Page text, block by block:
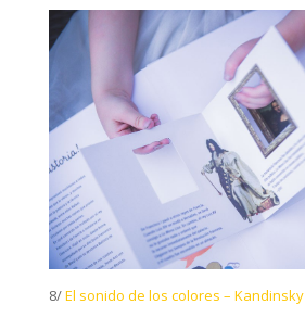
8/El sonido de los colores – Kandinsky